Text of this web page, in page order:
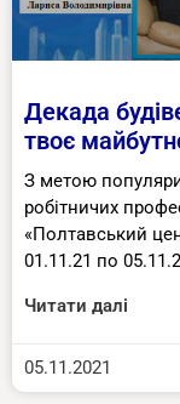
Декада
твоє
З метою
робітничих
«Полтавський
01.11.21 по
Читати далі
05.11.2021